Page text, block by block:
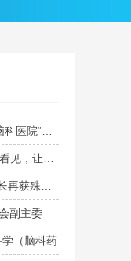
“百万脑
，让生命
殊荣！
副主委
（脑科药